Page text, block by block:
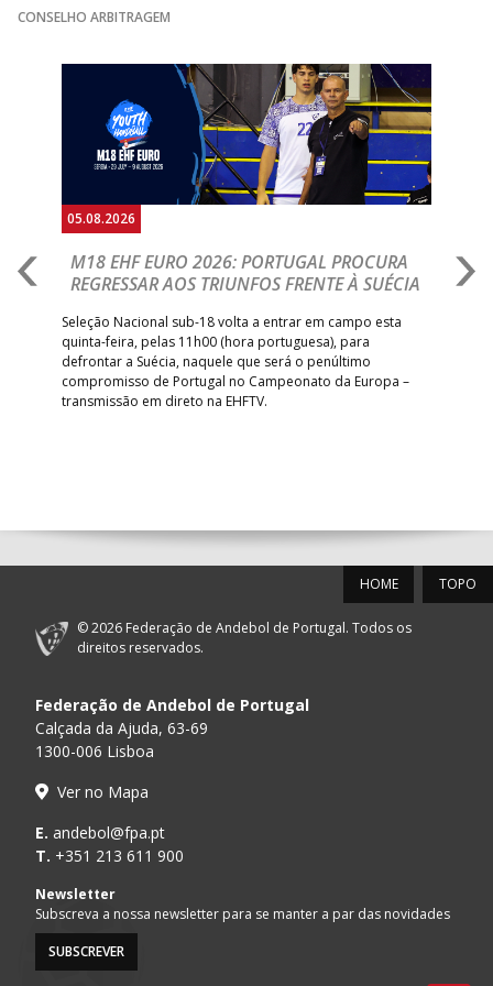
GINÁSIOCSTIRSO /
RETROTARGET
_ - _
MARÍTIMO
ANDEBOL SAD
142 _ - _
ABC DE BRAGA /
Bettermann
AD ACADEMIA
ANDEBOL SPS
CDE GIL EANES
18:30 14
Bodegão/CCR/Proteu
_ - _ SL BENFICA
12
MILANEZA
_ - _ CF OS
140 CD FEIRENSE /Movit _ - _
/Pristivus
15:00 147 MADEIRA SAD
15:00 20 CF OS BELENENSES
16:00 146
17:00 149
Bettermann
17:00 16
ANDEBOL SAD
17:15 145
CONSELHO ARBITRAGEM
05.08.2026
M18 EHF EURO 2026: PORTUGAL PROCURA
REGRESSAR AOS TRIUNFOS FRENTE À SUÉCIA
Seleção Nacional sub-18 volta a entrar em campo esta
quinta-feira, pelas 11h00 (hora portuguesa), para
defrontar a Suécia, naquele que será o penúltimo
compromisso de Portugal no Campeonato da Europa –
transmissão em direto na EHFTV.
TOPO
HOME
© 2026 Federação de Andebol de Portugal. Todos os
direitos reservados.
Federação de Andebol de Portugal
Calçada da Ajuda, 63-69
1300-006 Lisboa
Ver no Mapa
E. andebol@fpa.pt
T. +351 213 611 900
Newsletter
Subscreva a nossa newsletter para se manter a par das novidades
SUBSCREVER